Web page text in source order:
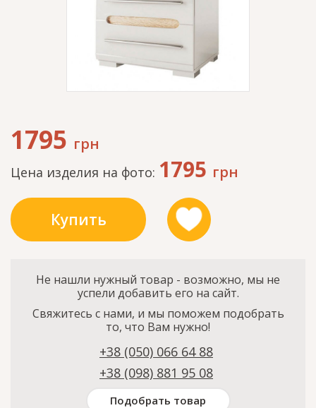
1795 грн
Цена изделия на фото: 1795 грн
Купить
Не нашли нужный товар - возможно, мы не
успели добавить его на сайт.
Свяжитесь с нами, и мы поможем подобрать
то, что Вам нужно!
+38 (050) 066 64 88
+38 (098) 881 95 08
Подобрать товар